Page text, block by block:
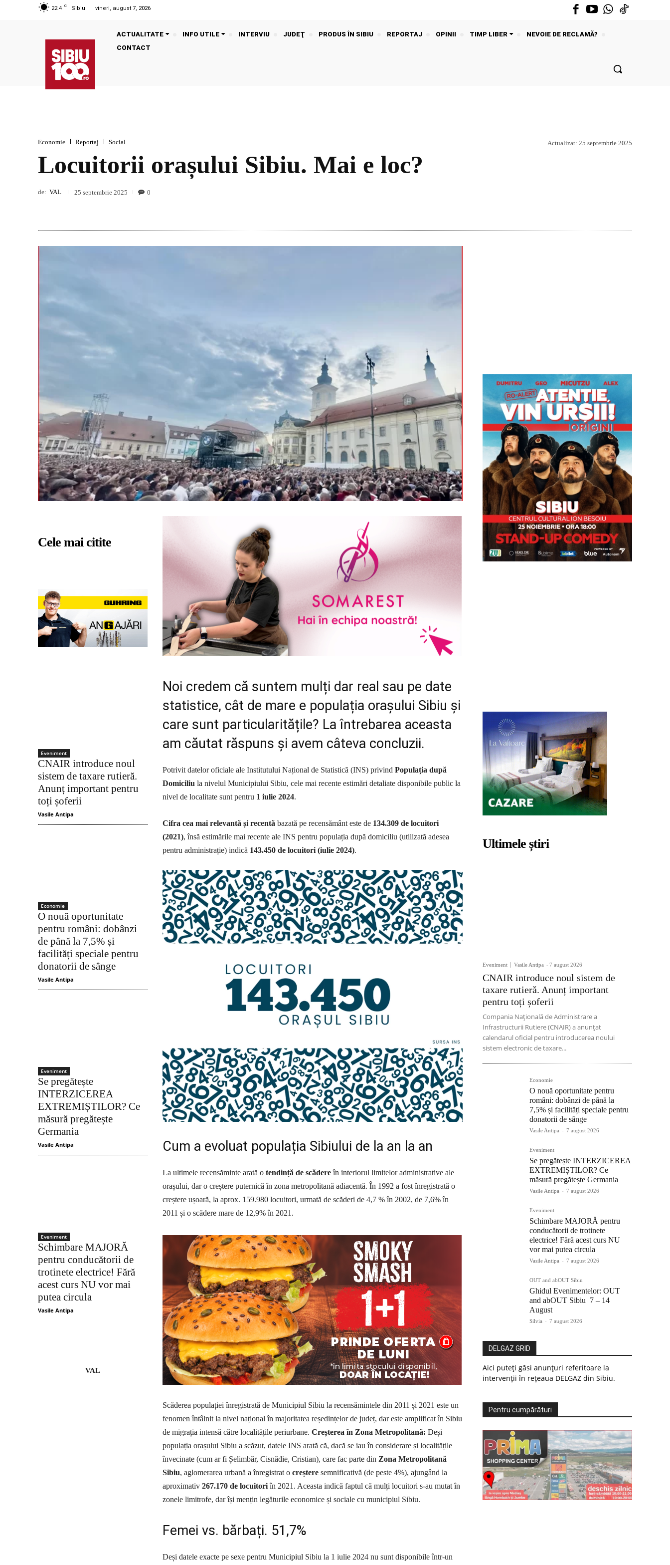
22.4 C Sibiu vineri, august 7, 2026
ACTUALITATE INFO UTILE INTERVIU JUDEŢ PRODUS ÎN SIBIU REPORTAJ OPINII TIMP LIBER
NEVOIE DE RECLAMĂ?
CONTACT
Economie Reportaj Social Actualizat: 25 septembrie 2025
Locuitorii orașului Sibiu. Mai e loc?
de: VAL 25 septembrie 2025 0
Cele mai citite
Eveniment
CNAIR introduce noul
sistem de taxare rutieră.
Anunț important pentru
toți șoferii
Vasile Antipa
Economie
O nouă oportunitate
pentru români: dobânzi
de până la 7,5% și
facilități speciale pentru
donatorii de sânge
Vasile Antipa
Eveniment
Se pregătește
INTERZICEREA
EXTREMIȘTILOR? Ce
măsură pregătește
Germania
Vasile Antipa
Eveniment
Schimbare MAJORĂ
pentru conducătorii de
trotinete electrice! Fără
acest curs NU vor mai
putea circula
Vasile Antipa
VAL
Noi credem că suntem mulți dar real sau pe date
statistice, cât de mare e populația orașului Sibiu și
care sunt particularitățile? La întrebarea aceasta
am căutat răspuns și avem câteva concluzii.
Potrivit datelor oficiale ale Institutului Național de Statistică (INS) privind Populația după
Domiciliu la nivelul Municipiului Sibiu, cele mai recente estimări detaliate disponibile public la
nivel de localitate sunt pentru 1 iulie 2024.
Cifra cea mai relevantă și recentă bazată pe recensământ este de 134.309 de locuitori
(2021), însă estimările mai recente ale INS pentru populația după domiciliu (utilizată adesea
pentru administrație) indică 143.450 de locuitori (iulie 2024).
Cum a evoluat populația Sibiului de la an la an
La ultimele recensăminte arată o tendință de scădereîn interiorul limitelor administrative ale
orașului, dar o creștere puternică în zona metropolitană adiacentă. În 1992 a fost înregistrată o
creștere ușoară, la aprox. 159.980 locuitori, urmată de scăderi de 4,7 % în 2002, de 7,6% în
2011 și o scădere mare de 12,9% în 2021.
Scăderea populației înregistrată de Municipiul Sibiu la recensămintele din 2011 și 2021 este un
fenomen întâlnit la nivel național în majoritatea reședințelor de județ, dar este amplificat în Sibiu
de migrația intensă către localitățile periurbane. Creșterea în Zona Metropolitană: Deși
populația orașului Sibiu a scăzut, datele INS arată că, dacă se iau în considerare și localitățile
învecinate (cum ar fi Șelimbăr, Cisnădie, Cristian), care fac parte din Zona Metropolitană
Sibiu, aglomerarea urbană a înregistrat o creștere semnificativă (de peste 4%), ajungând la
aproximativ 267.170 de locuitoriîn 2021. Aceasta indică faptul că mulți locuitori s-au mutat în
zonele limitrofe, dar își mențin legăturile economice și sociale cu municipiul Sibiu.
Femei vs. bărbați. 51,7%
Deși datele exacte pe sexe pentru Municipiul Sibiu la 1 iulie 2024 nu sunt disponibile într-un
Ultimele știri
Eveniment Vasile Antipa - 7 august 2026
CNAIR introduce noul sistem de
taxare rutieră. Anunț important
pentru toți șoferii
Compania Națională de Administrare a
Infrastructurii Rutiere (CNAIR) a anunțat
calendarul oficial pentru introducerea noului
sistem electronic de taxare...
Economie
O nouă oportunitate pentru
români: dobânzi de până la
7,5% și facilități speciale pentru
donatorii de sânge
Vasile Antipa - 7 august 2026
Eveniment
Se pregătește INTERZICEREA
EXTREMIȘTILOR? Ce
măsură pregătește Germania
Vasile Antipa - 7 august 2026
Eveniment
Schimbare MAJORĂ pentru
conducătorii de trotinete
electrice! Fără acest curs NU
vor mai putea circula
Vasile Antipa - 7 august 2026
OUT and abOUT Sibiu
Ghidul Evenimentelor: OUT
and abOUT Sibiu 7 – 14
August
Silvia - 7 august 2026
DELGAZ GRID
Aici puteți găsi anunțuri referitoare la
intervenții în rețeaua DELGAZ din Sibiu.
Pentru cumpărături